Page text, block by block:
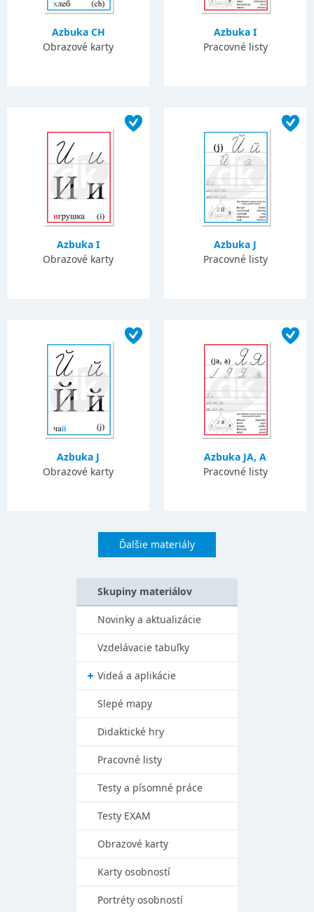
Azbuka CH
Obrazové karty
Azbuka I
Pracovné listy
Azbuka I
Obrazové karty
Azbuka J
Pracovné listy
Azbuka J
Obrazové karty
Azbuka JA, A
Pracovné listy
Ďalšie materiály
Skupiny materiálov
Novinky a aktualizácie
Vzdelávacie tabuľky
Videá a aplikácie
Slepé mapy
Didaktické hry
Pracovné listy
Testy a písomné práce
Testy EXAM
Obrazové karty
Karty osobností
Portréty osobností